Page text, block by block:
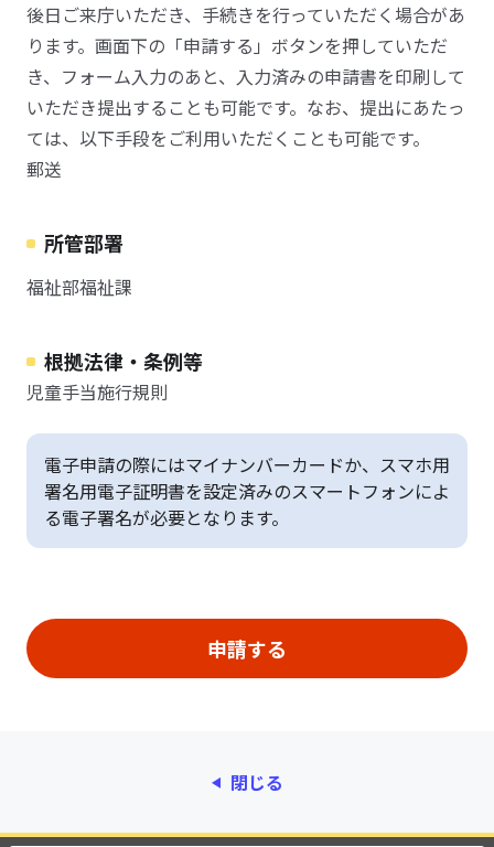
後日ご来庁いただき、手続きを行っていただく場合があ
ります。画面下の「申請する」ボタンを押していただ
き、フォーム入力のあと、入力済みの申請書を印刷して
いただき提出することも可能です。なお、提出にあたっ
ては、以下手段をご利用いただくことも可能です。
郵送
所管部署
福祉部福祉課
根拠法律・条例等
児童手当施行規則
電子申請の際にはマイナンバーカードか、スマホ用
署名用電子証明書を設定済みのスマートフォンによ
る電子署名が必要となります。
閉じる